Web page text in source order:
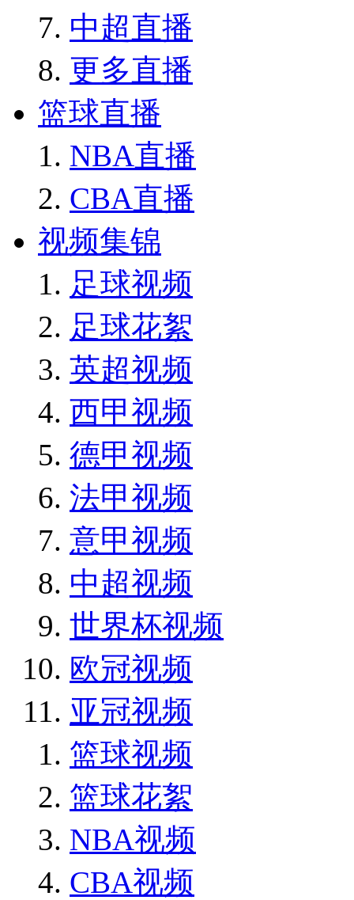
中超直播
更多直播
篮球直播
NBA直播
CBA直播
视频集锦
足球视频
足球花絮
英超视频
西甲视频
德甲视频
法甲视频
意甲视频
中超视频
世界杯视频
欧冠视频
亚冠视频
篮球视频
篮球花絮
NBA视频
CBA视频